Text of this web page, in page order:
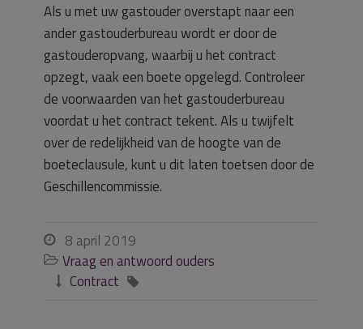
Als u met uw gastouder overstapt naar een
ander gastouderbureau wordt er door de
gastouderopvang, waarbij u het contract
opzegt, vaak een boete opgelegd. Controleer
de voorwaarden van het gastouderbureau
voordat u het contract tekent. Als u twijfelt
over de redelijkheid van de hoogte van de
boeteclausule, kunt u dit laten toetsen door de
Geschillencommissie.
 8 april 2019
 Vraag en antwoord ouders
 Contract 